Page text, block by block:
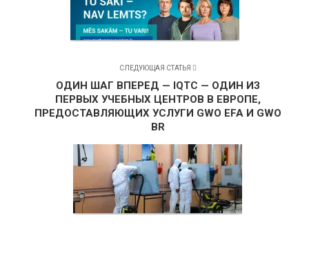
СЛЕДУЮЩАЯ СТАТЬЯ
ОДИН ШАГ ВПЕРЕД — IQTC — ОДИН ИЗ
ПЕРВЫХ УЧЕБНЫХ ЦЕНТРОВ В ЕВРОПЕ,
ПРЕДОСТАВЛЯЮЩИХ УСЛУГИ GWO EFA И GWO
BR